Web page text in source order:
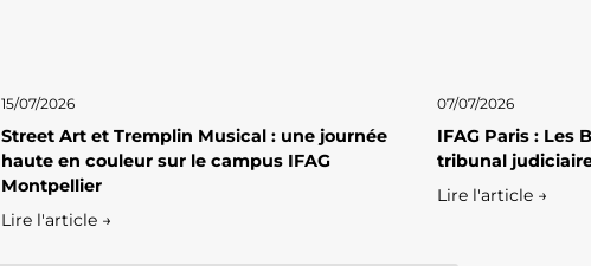
15/07/2026
Street Art et Tremplin Musical : une journée
haute en couleur sur le campus IFAG
Montpellier
Lire l'article →
07/07/2026
IFAG Paris : Les
tribunal
Lire l'article →